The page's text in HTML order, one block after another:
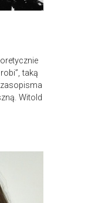
taką
Witold